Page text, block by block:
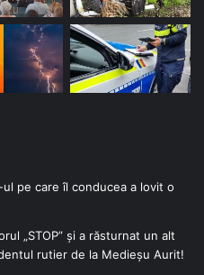
pe care îl conducea a lovit o
„STOP” și a răsturnat un alt
rutier de la Medieșu Aurit!